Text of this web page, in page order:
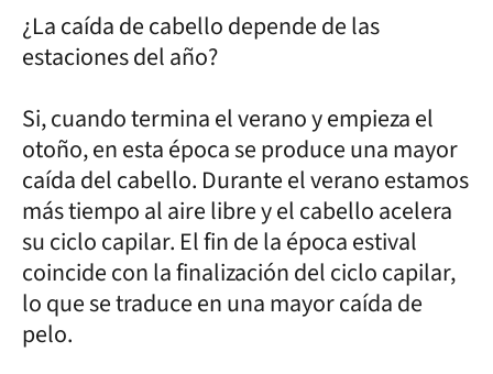
¿La caída de cabello depende de las
estaciones del año?
Si, cuando termina el verano y empieza el
otoño, en esta época se produce una mayor
caída del cabello. Durante el verano estamos
más tiempo al aire libre y el cabello acelera
su ciclo capilar. El fin de la época estival
coincide con la finalización del ciclo capilar,
lo que se traduce en una mayor caída de
pelo.